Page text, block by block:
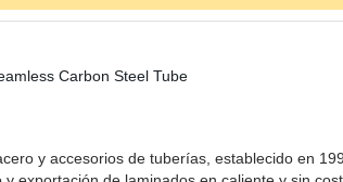
y accesorios de tuberías, establecido en